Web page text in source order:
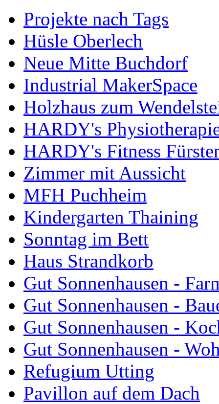
Projekte nach Tags
Hüsle Oberlech
Neue Mitte Buchdorf
Industrial MakerSpace
Holzhaus zum
HARDY's
HARDY's Fitness
Zimmer mit Aussicht
MFH Puchheim
Kindergarten Thaining
Sonntag im Bett
Haus Strandkorb
Gut Sonnenhausen -
Gut Sonnenhausen -
Gut Sonnenhausen -
Gut Sonnenhausen -
Refugium Utting
Pavillon auf dem Dach